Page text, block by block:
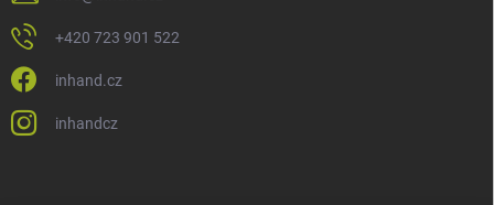
+420 723 901 522
inhand.cz
inhandcz